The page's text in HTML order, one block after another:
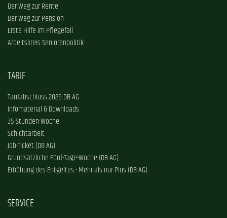
Der Weg zur Rente
Der Weg zur Pension
Erste Hilfe im Pflegefall
Arbeitskreis Seniorenpolitik
TARIF
Tarifabschluss 2026 DB AG
Infomaterial & Downloads
35-Stunden-Woche
Schichtarbeit
Job-Ticket (DB AG)
Grundsätzliche Fünf-Tage-Woche (DB AG)
Erhöhung des Entgeltes - Mehr als nur Plus (DB AG)
SERVICE